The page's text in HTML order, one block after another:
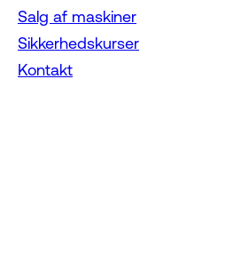
Salg af maskiner
Sikkerhedskurser
Kontakt